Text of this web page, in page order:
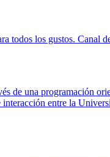
todos los gustos. Canal
una programación
entre la